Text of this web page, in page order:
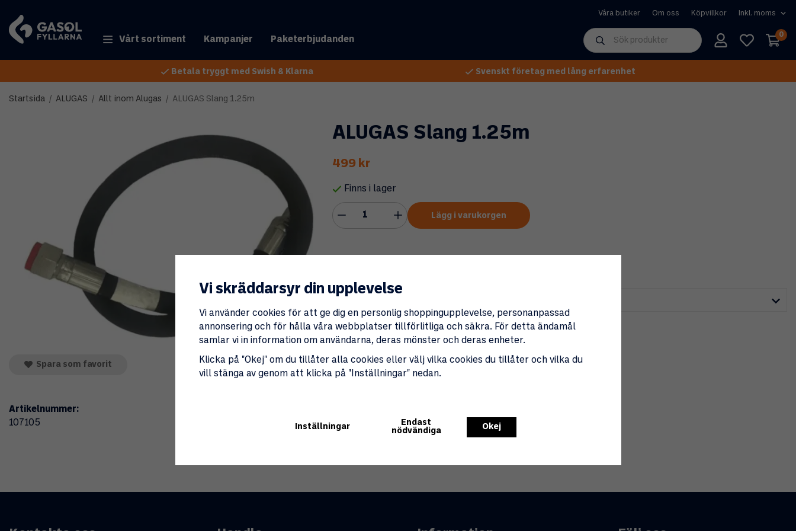
Vårt sortiment Kampanjer Paketerbjudanden
Våra butiker Om oss Köpvillkor
0
Betala tryggt med Swish & Klarna Svenskt företag med lång erfarenhet
Startsida / ALUGAS / Allt inom Alugas / ALUGAS Slang 1.25m
ALUGAS Slang 1.25m
499 kr
Finns i lager
Lägg i varukorgen
Spara som favorit
Artikelnummer:
107105
Vi skräddarsyr din upplevelse
Vi använder cookies för att ge dig en personlig shoppingupplevelse, personanpassad
annonsering och för hålla våra webbplatser tillförlitliga och säkra. För detta ändamål
samlar vi in information om användarna, deras mönster och deras enheter.
Klicka på "Okej" om du tillåter alla cookies eller välj vilka cookies du tillåter och vilka du
vill stänga av genom att klicka på "Inställningar" nedan.
Inställningar
Endast
nödvändiga
Okej